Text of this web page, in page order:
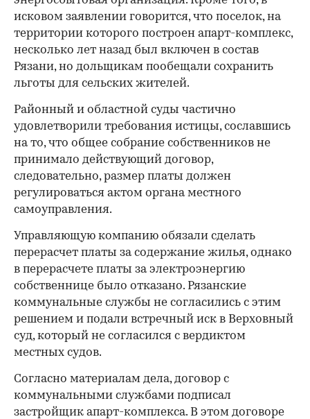
исковом заявлении говорится, что поселок, на
территории которого построен апарт-комплекс,
несколько лет назад был включен в состав
Рязани, но дольщикам пообещали сохранить
льготы для сельских жителей.
Районный и областной суды частично
удовлетворили требования истицы, сославшись
на то, что общее собрание собственников не
принимало действующий договор,
следовательно, размер платы должен
регулироваться актом органа местного
самоуправления.
Управляющую компанию обязали сделать
перерасчет платы за содержание жилья, однако
в перерасчете платы за электроэнергию
собственнице было отказано. Рязанские
коммунальные службы не согласились с этим
решением и подали встречный иск в Верховный
суд, который не согласился с вердиктом
местных судов.
Согласно материалам дела, договор с
коммунальными службами подписал
застройщик апарт-комплекса. В этом договоре